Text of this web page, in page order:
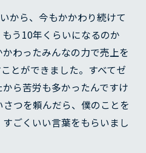
から、今もかかわり続けて
う10年くらいになるのか
わったみんなの力で売上を
とができました。すべてゼ
ら苦労も多かったんですけ
つを頼んだら、僕のことを
ごくいい言葉をもらいまし
セージ
理念
方針
革
概要